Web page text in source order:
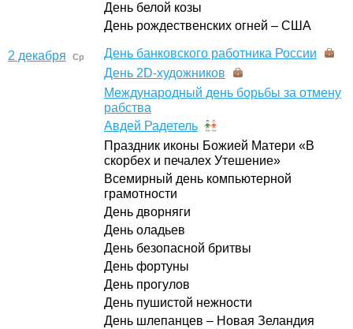
День белой козы
День рождественских огней – США
2 декабря Ср
День банковского работника России
День 2D-художников
Международный день борьбы за отмену
рабства
Авдей Радетель
Праздник иконы Божией Матери «В
скорбех и печалех Утешение»
Всемирный день компьютерной
грамотности
День дворняги
День оладьев
День безопасной бритвы
День фортуны
День прогулов
День пушистой нежности
День шлепанцев – Новая Зеландия